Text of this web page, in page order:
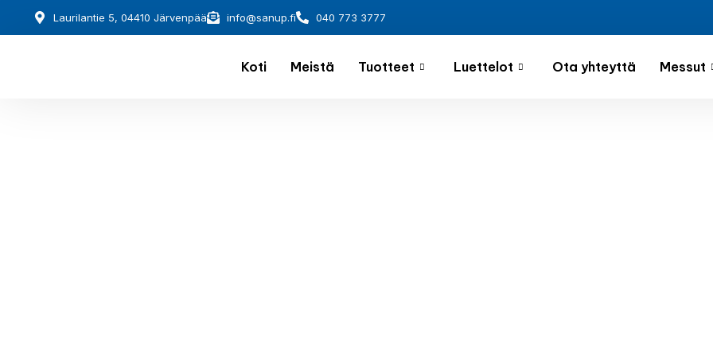
Laurilantie 5, 04410 Järvenpää info@sanup.fi 040 773 3777
Koti Meistä Tuotteet Luettelot Ota yhteyttä Messut